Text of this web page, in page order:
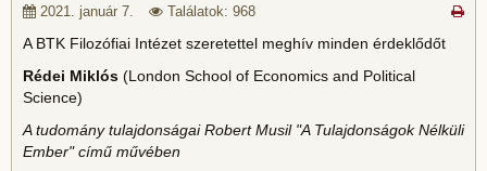
2021. január 7. Találatok: 968
A BTK Filozófiai Intézet szeretettel meghív minden érdeklődőt
Rédei Miklós (London School of Economics and Political
Science)
A tudomány tulajdonságai Robert Musil "A Tulajdonságok Nélküli
Ember" című művében